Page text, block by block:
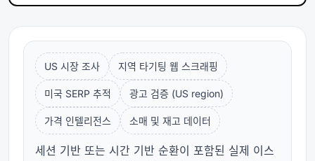
US 시장 조사 지역 타기팅 웹 스크래핑
미국 SERP 추적 광고 검증 (US region)
가격 인텔리전스 소매 및 재고 데이터
세션 기반 또는 시간 기반 순환이 포함된 실제 이스